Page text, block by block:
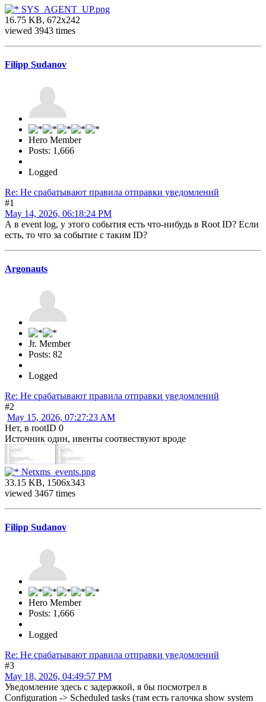
SYS_AGENT_UP.png
16.75 KB, 672x242
viewed 3943 times
Filipp Sudanov
Hero Member
Posts: 1,666
Logged
Re: Не срабатывают правила отправки уведомлений
#1
May 14, 2026, 06:18:24 PM
А в event log, у этого события есть что-нибудь в Root ID? Если
есть, то что за событие с таким ID?
Argonauts
Jr. Member
Posts: 82
Logged
Re: Не срабатывают правила отправки уведомлений
#2
May 15, 2026, 07:27:23 AM
Нет, в rootID 0
Источник один, ивенты соотвествуют вроде
Netxms_events.png
33.15 KB, 1506x343
viewed 3467 times
Filipp Sudanov
Hero Member
Posts: 1,666
Logged
Re: Не срабатывают правила отправки уведомлений
#3
May 18, 2026, 04:49:57 PM
Уведомление здесь с задержкой, я бы посмотрел в
Configuration -> Scheduled tasks (там есть галочка show system